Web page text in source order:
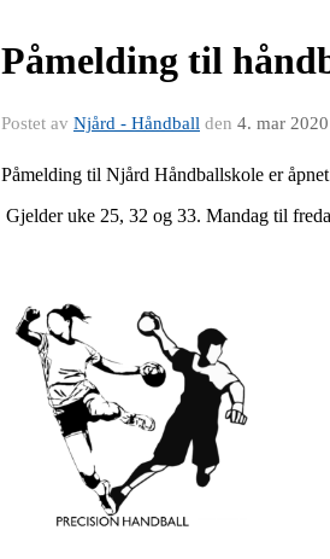
Påmelding til
Postet av Njård - Håndball den 4. mar 2020
Påmelding til Njård Håndballskole er
Gjelder uke 25, 32 og 33. Mandag til